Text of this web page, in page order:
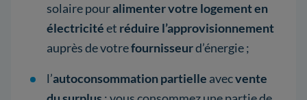
solaire pouralimenter votre logement en
électricitéet réduire l’approvisionnement
auprès de votrefournisseurd’énergie ;
l’autoconsommation partielle avecvente